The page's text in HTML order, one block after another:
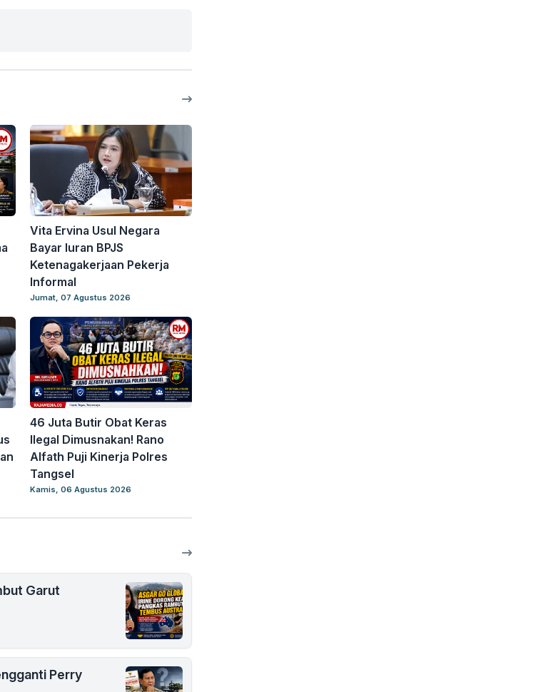
Vita Ervina Usul Negara
Bayar Iuran BPJS
Ketenagakerjaan Pekerja
Informal
Jumat, 07 Agustus 2026
46 Juta Butir Obat Keras
Ilegal Dimusnakan! Rano
Alfath Puji Kinerja Polres
Tangsel
Kamis, 06 Agustus 2026
Garut
Perry